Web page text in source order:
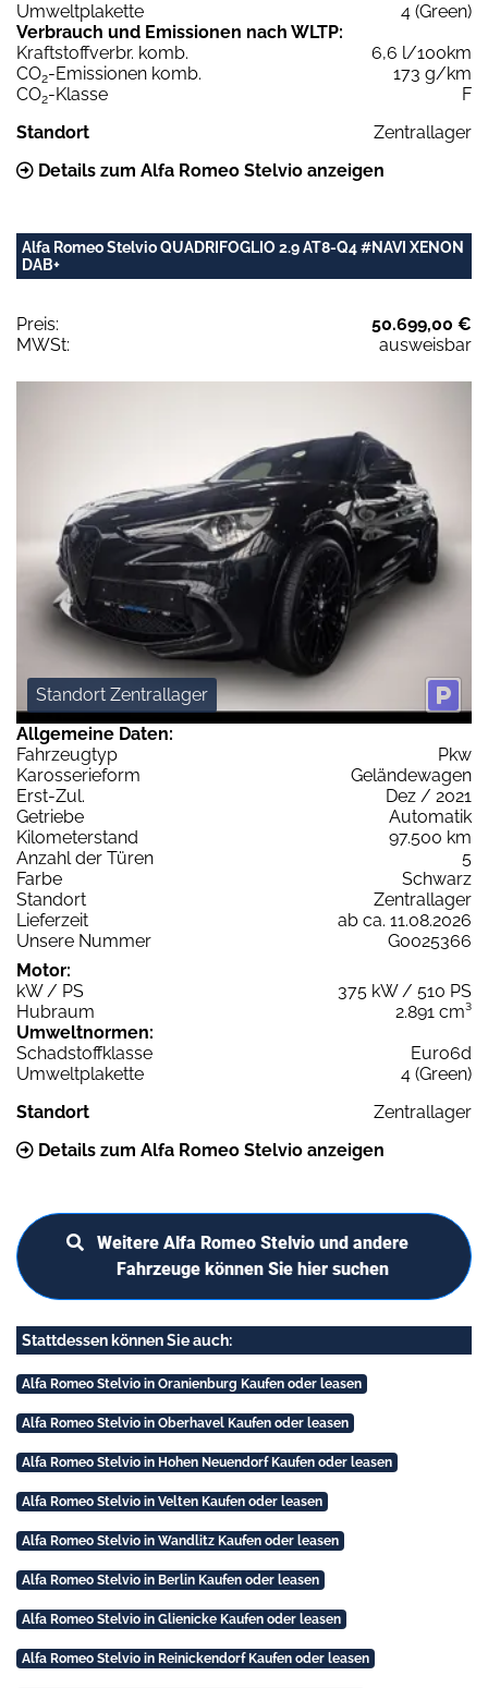
Umweltplakette
4 (Green)
Verbrauch und Emissionen nach WLTP:
Kraftstoffverbr. komb.
6,6 l/100km
CO2-Emissionen komb.
173 g/km
CO2-Klasse
F
Standort
Zentrallager
Details zum Alfa Romeo Stelvio anzeigen
Alfa Romeo Stelvio QUADRIFOGLIO 2.9 AT8-Q4 #NAVI XENON
DAB+
Preis:
50.699,00 €
MWSt:
ausweisbar
Standort Zentrallager
Allgemeine Daten:
Fahrzeugtyp
Pkw
Karosserieform
Geländewagen
Erst-Zul.
Dez / 2021
Getriebe
Automatik
Kilometerstand
97.500 km
Anzahl der Türen
5
Farbe
Schwarz
Standort
Zentrallager
Lieferzeit
ab ca. 11.08.2026
Unsere Nummer
G0025366
Motor:
kW / PS
375 kW / 510 PS
Hubraum
2.891 cm³
Umweltnormen:
Schadstoffklasse
Euro6d
Umweltplakette
4 (Green)
Standort
Zentrallager
Details zum Alfa Romeo Stelvio anzeigen
Weitere Alfa Romeo Stelvio und andere
Fahrzeuge können Sie hier suchen
Stattdessen können Sie auch:
Alfa Romeo Stelvio in Oranienburg Kaufen oder leasen
Alfa Romeo Stelvio in Oberhavel Kaufen oder leasen
Alfa Romeo Stelvio in Hohen Neuendorf Kaufen oder leasen
Alfa Romeo Stelvio in Velten Kaufen oder leasen
Alfa Romeo Stelvio in Wandlitz Kaufen oder leasen
Alfa Romeo Stelvio in Berlin Kaufen oder leasen
Alfa Romeo Stelvio in Glienicke Kaufen oder leasen
Alfa Romeo Stelvio in Reinickendorf Kaufen oder leasen